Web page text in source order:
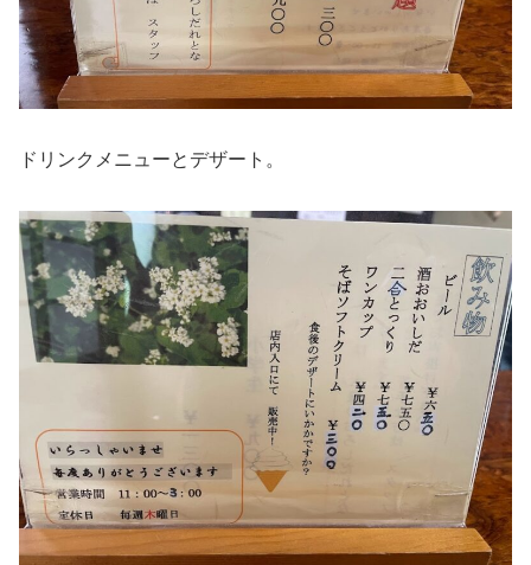
ドリンクメニューとデザート。